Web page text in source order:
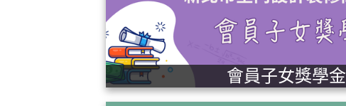
會員子女獎學金